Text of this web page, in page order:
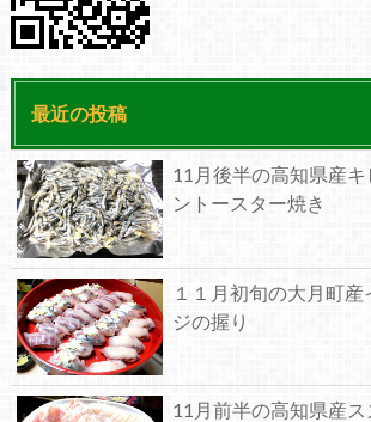
最近の投稿
11月後半の高知県産
ントースター焼き
１１月初旬の大月町
ジの握り
11月前半の高知県産